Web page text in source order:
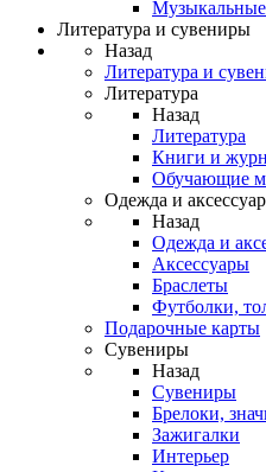
Литература и сувениры
Назад
Литература и
Литература
Назад
Литература
Книги и
Обучающие
Одежда и
Назад
Одежда и
Аксессуары
Браслеты
Футболки,
Подарочные карты
Сувениры
Назад
Сувениры
Брелоки,
Зажигалки
Интерьер